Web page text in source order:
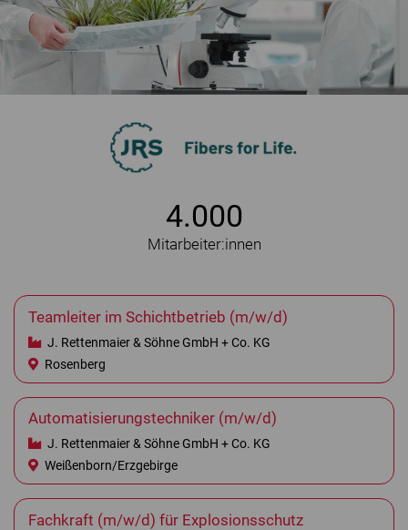
Magazin
Initiative
4.000
Mitarbeiter:innen
Teamleiter im Schichtbetrieb (m/w/d)
J. Rettenmaier & Söhne GmbH + Co. KG
Rosenberg
Automatisierungstechniker (m/w/d)
J. Rettenmaier & Söhne GmbH + Co. KG
Weißenborn/Erzgebirge
Fachkraft (m/w/d) für Explosionsschutz